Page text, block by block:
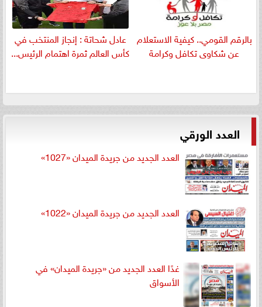
بالرقم القومي.. كيفية الاستعلام
عن شكاوى تكافل وكرامة
عادل شحاتة : إنجاز المنتخب في
كأس العالم ثمرة اهتمام الرئيس...
العدد الورقي
العدد الجديد من جريدة الميدان «1027»
العدد الجديد من جريدة الميدان «1022»
غدًا العدد الجديد من «جريدة الميدان» في
الأسواق